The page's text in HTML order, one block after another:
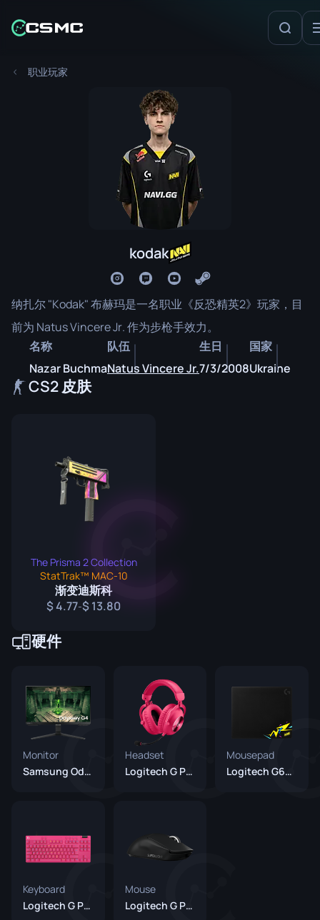
职业玩家
kodak
纳扎尔 "Kodak" 布赫玛是一名职业《反恐精英2》玩家，目
前为 Natus Vincere Jr. 作为步枪手效力。
名称
Nazar Buchma
队伍
Natus Vincere Jr.
生日
7/3/2008
国家
Ukraine
CS2 皮肤
The Prisma 2 Collection
StatTrak™ MAC-10
渐变迪斯科
4.77- 13.80
硬件
Monitor
Samsung Odyssey G4
Headset
Logitech G PRO X 2 Headset Magenta
Mousepad
Logitech G640 NAVI Lines
Keyboard
Logitech G Pro X TKL RAPID Magenta
Mouse
Logitech G Pro X Superlight 2 Black